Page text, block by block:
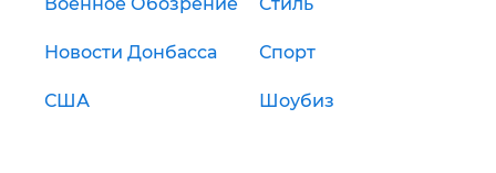
Новости Донбасса Спорт
США Шоубиз